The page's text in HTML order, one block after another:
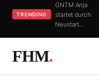
TRENDING
GNTM Anja
startet durch:
Neustart…
FHM.